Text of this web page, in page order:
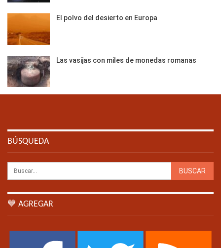
El polvo del desierto en Europa
Las vasijas con miles de monedas romanas
BÚSQUEDA
💙 AGREGAR